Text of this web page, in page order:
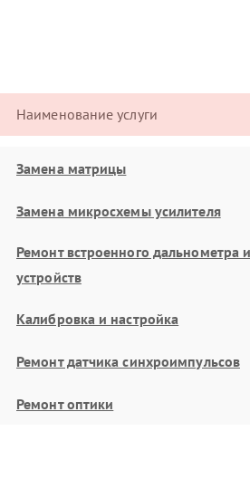
Наименование услуги
Замена матрицы
Замена микросхемы усилителя
Ремонт встроенного дальнометра
устройств
Калибровка и настройка
Ремонт датчика синхроимпульсов
Ремонт оптики